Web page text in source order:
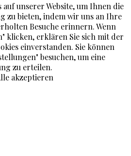
unserer Website, um Ihnen die
zu bieten, indem wir uns an Ihre
Besuche erinnern. Wenn
klicken, erklären Sie sich mit der
einverstanden. Sie können
besuchen, um eine
zu erteilen.
akzeptieren